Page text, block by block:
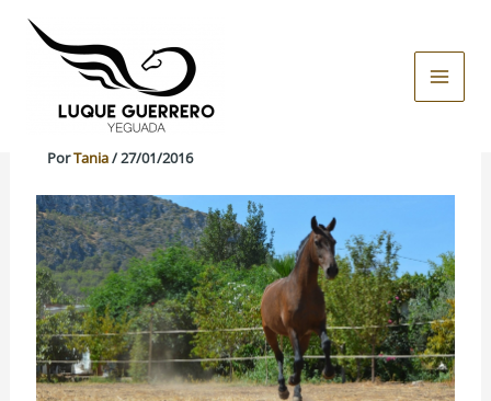
contenido
Main
Morfología del Caballo Pura Raza
Española
PorTania/27/01/2016